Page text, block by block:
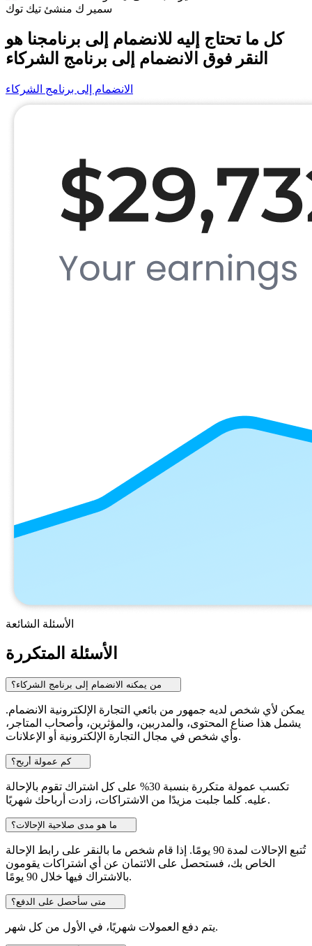
سمير ك منشئ تيك توك
كل ما تحتاج إليه للانضمام إلى برنامجنا هو
النقر فوق الانضمام إلى برنامج الشركاء
الانضمام إلى برنامج الشركاء
الأسئلة الشائعة
الأسئلة المتكررة
من يمكنه الانضمام إلى برنامج الشركاء؟
يمكن لأي شخص لديه جمهور من بائعي التجارة الإلكترونية الانضمام.
يشمل هذا صناع المحتوى، والمدربين، والمؤثرين، وأصحاب المتاجر،
وأي شخص في مجال التجارة الإلكترونية أو الإعلانات.
كم عمولة أربح؟
تكسب عمولة متكررة بنسبة 30% على كل اشتراك تقوم بالإحالة
عليه. كلما جلبت مزيدًا من الاشتراكات، زادت أرباحك شهريًا.
ما هو مدى صلاحية الإحالات؟
تُتبع الإحالات لمدة 90 يومًا. إذا قام شخص ما بالنقر على رابط الإحالة
الخاص بك، فستحصل على الائتمان عن أي اشتراكات يقومون
بالاشتراك فيها خلال 90 يومًا.
متى سأحصل على الدفع؟
يتم دفع العمولات شهريًا، في الأول من كل شهر.